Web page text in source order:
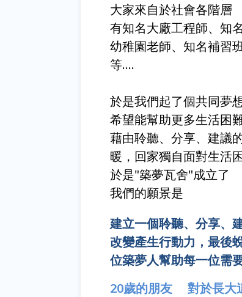
大家來自於社會各階層
有知名大廠工程師、知
幼稚園老師、知名補習
等....
於是我們起了個共同夢
希望能幫助更多生活困
藉由聆聽、分享、建議
暖，回家獨自面對生活
於是"築夢瓦舍"成立了
我們的願景是
建立一個聆聽、分享、
改變產生行動力，最後
位築夢人幫助每一位需
20歲的朋友 對於長大